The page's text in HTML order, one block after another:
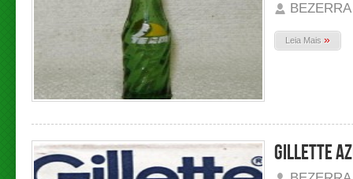
BEZERRA
Leia Mais »
GILLETTE